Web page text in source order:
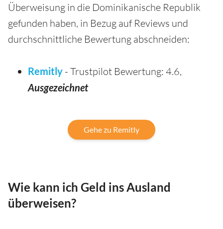
Überweisung in die Dominikanische Republik
gefunden haben, in Bezug auf Reviews und
durchschnittliche Bewertung abschneiden:
Remitly - Trustpilot Bewertung: 4.6,
Ausgezeichnet
Gehe zu Remitly
Wie kann ich Geld ins Ausland
überweisen?